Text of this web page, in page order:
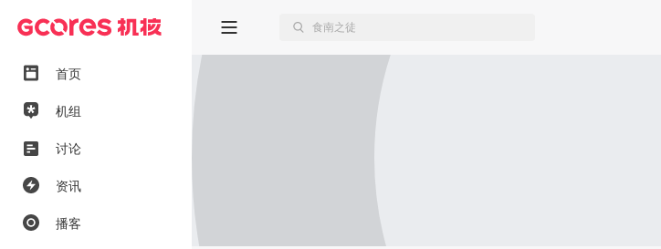
首页
机组
讨论
资讯
播客